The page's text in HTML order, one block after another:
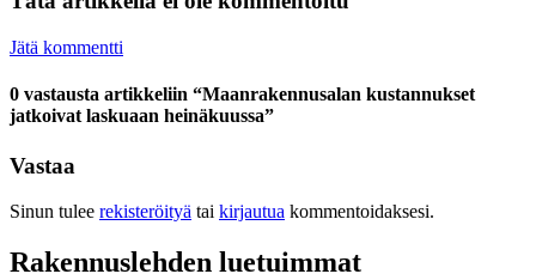
Jätä kommentti
0 vastausta artikkeliin “Maanrakennusalan kustannukset
jatkoivat laskuaan heinäkuussa”
Vastaa
Sinun tulee rekisteröityä tai kirjautua kommentoidaksesi.
Rakennuslehden luetuimmat